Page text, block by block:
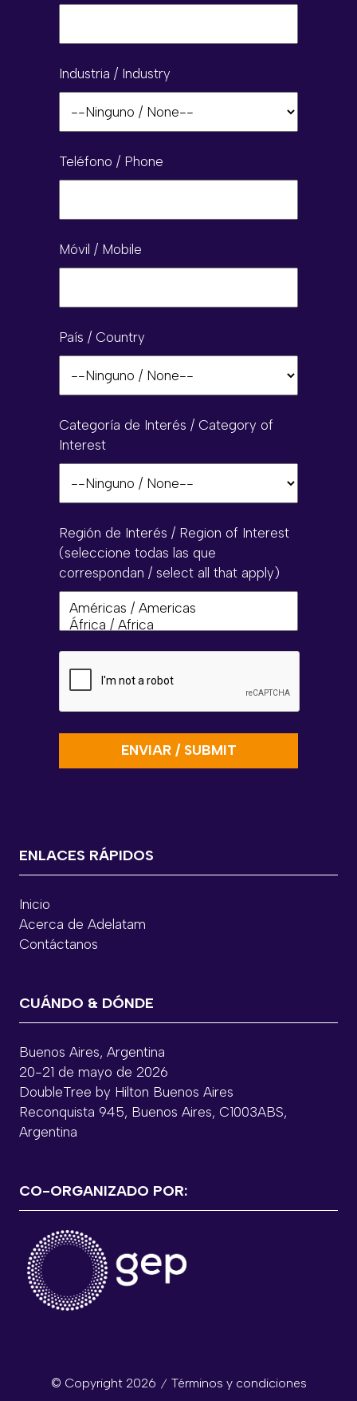
Industria / Industry
Teléfono / Phone
Móvil / Mobile
País / Country
Categoría de Interés / Category of
Interest
Región de Interés / Region of Interest
(seleccione todas las que
correspondan / select all that apply)
ENLACES RÁPIDOS
Inicio
Acerca de Adelatam
Contáctanos
CUÁNDO & DÓNDE
Buenos Aires, Argentina
20-21 de mayo de 2026
DoubleTree by Hilton Buenos Aires
Reconquista 945, Buenos Aires, C1003ABS,
Argentina
CO-ORGANIZADO POR:
© Copyright 2026 Términos y condiciones